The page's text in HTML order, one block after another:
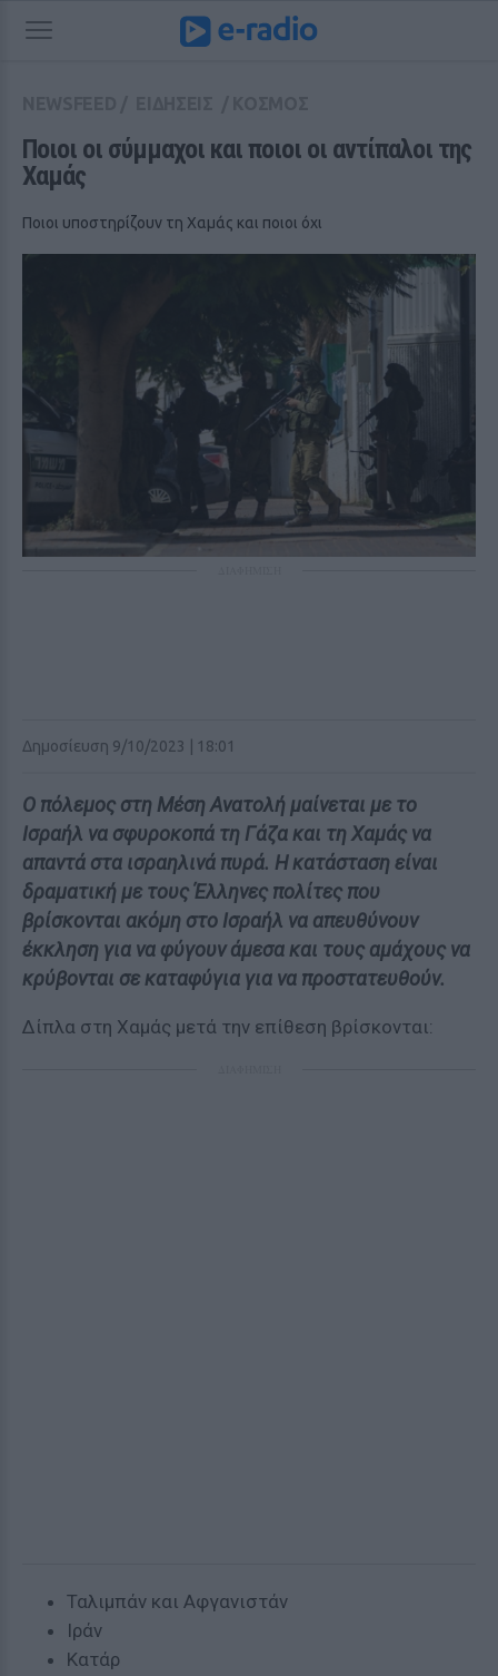
Ποιοι οι σύμμαχοι και ποιοι οι αντίπαλοι της
Χαμάς
Ποιοι υποστηρίζουν τη Χαμάς και ποιοι όχι
Δημοσίευση 9/10/2023 | 18:01
Ο πόλεμος στη Μέση Ανατολή μαίνεται με το
Ισραήλ να σφυροκοπά τη Γάζα και τη Χαμάς να
απαντά στα ισραηλινά πυρά. Η κατάσταση είναι
δραματική με τους Έλληνες πολίτες που
βρίσκονται ακόμη στο Ισραήλ να απευθύνουν
έκκληση για να φύγουν άμεσα και τους αμάχους να
κρύβονται σε καταφύγια για να προστατευθούν.
Δίπλα στη Χαμάς μετά την επίθεση βρίσκονται:
Ταλιμπάν και Αφγανιστάν
Ιράν
Κατάρ